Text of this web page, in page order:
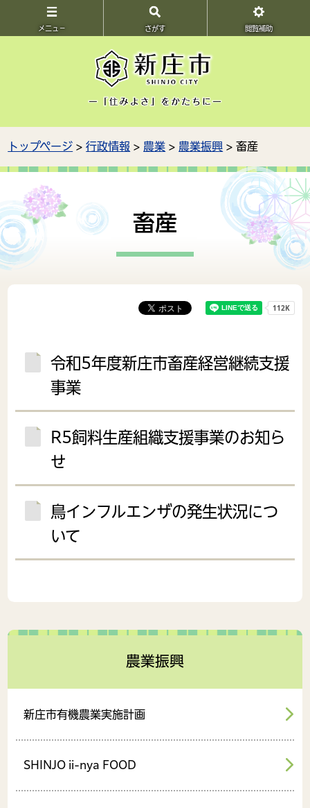
メニュ－ さがす 閲覧補助
トップページ >行政情報 > 農業 > 農業振興 > 畜産
畜産
令和5年度新庄市畜産経営継続支援
事業
R5飼料生産組織支援事業のお知ら
せ
鳥インフルエンザの発生状況につ
いて
農業振興
新庄市有機農業実施計画
SHINJO ii-nya FOOD